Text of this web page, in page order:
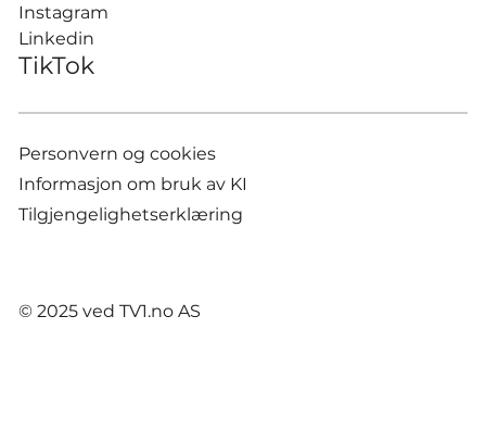
Instagram
Linkedin
TikTok
Personvern og cookies
Informasjon om bruk av KI
Tilgjengelighetserklæring
© 2025 ved TV1.no AS